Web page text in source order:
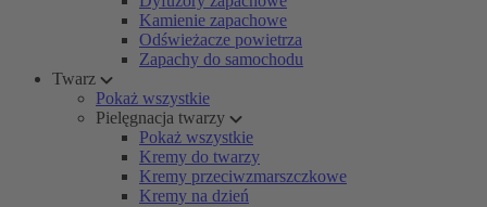
Kamienie zapachowe
Odświeżacze powietrza
Zapachy do samochodu
Twarz
Pokaż wszystkie
Pielęgnacja twarzy
Pokaż wszystkie
Kremy do twarzy
Kremy przeciwzmarszczkowe
Kremy na dzień